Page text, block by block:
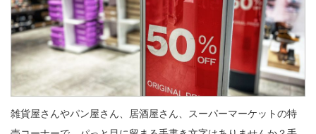
雑貨屋さんやパン屋さん、居酒屋さん、スーパーマーケットの特